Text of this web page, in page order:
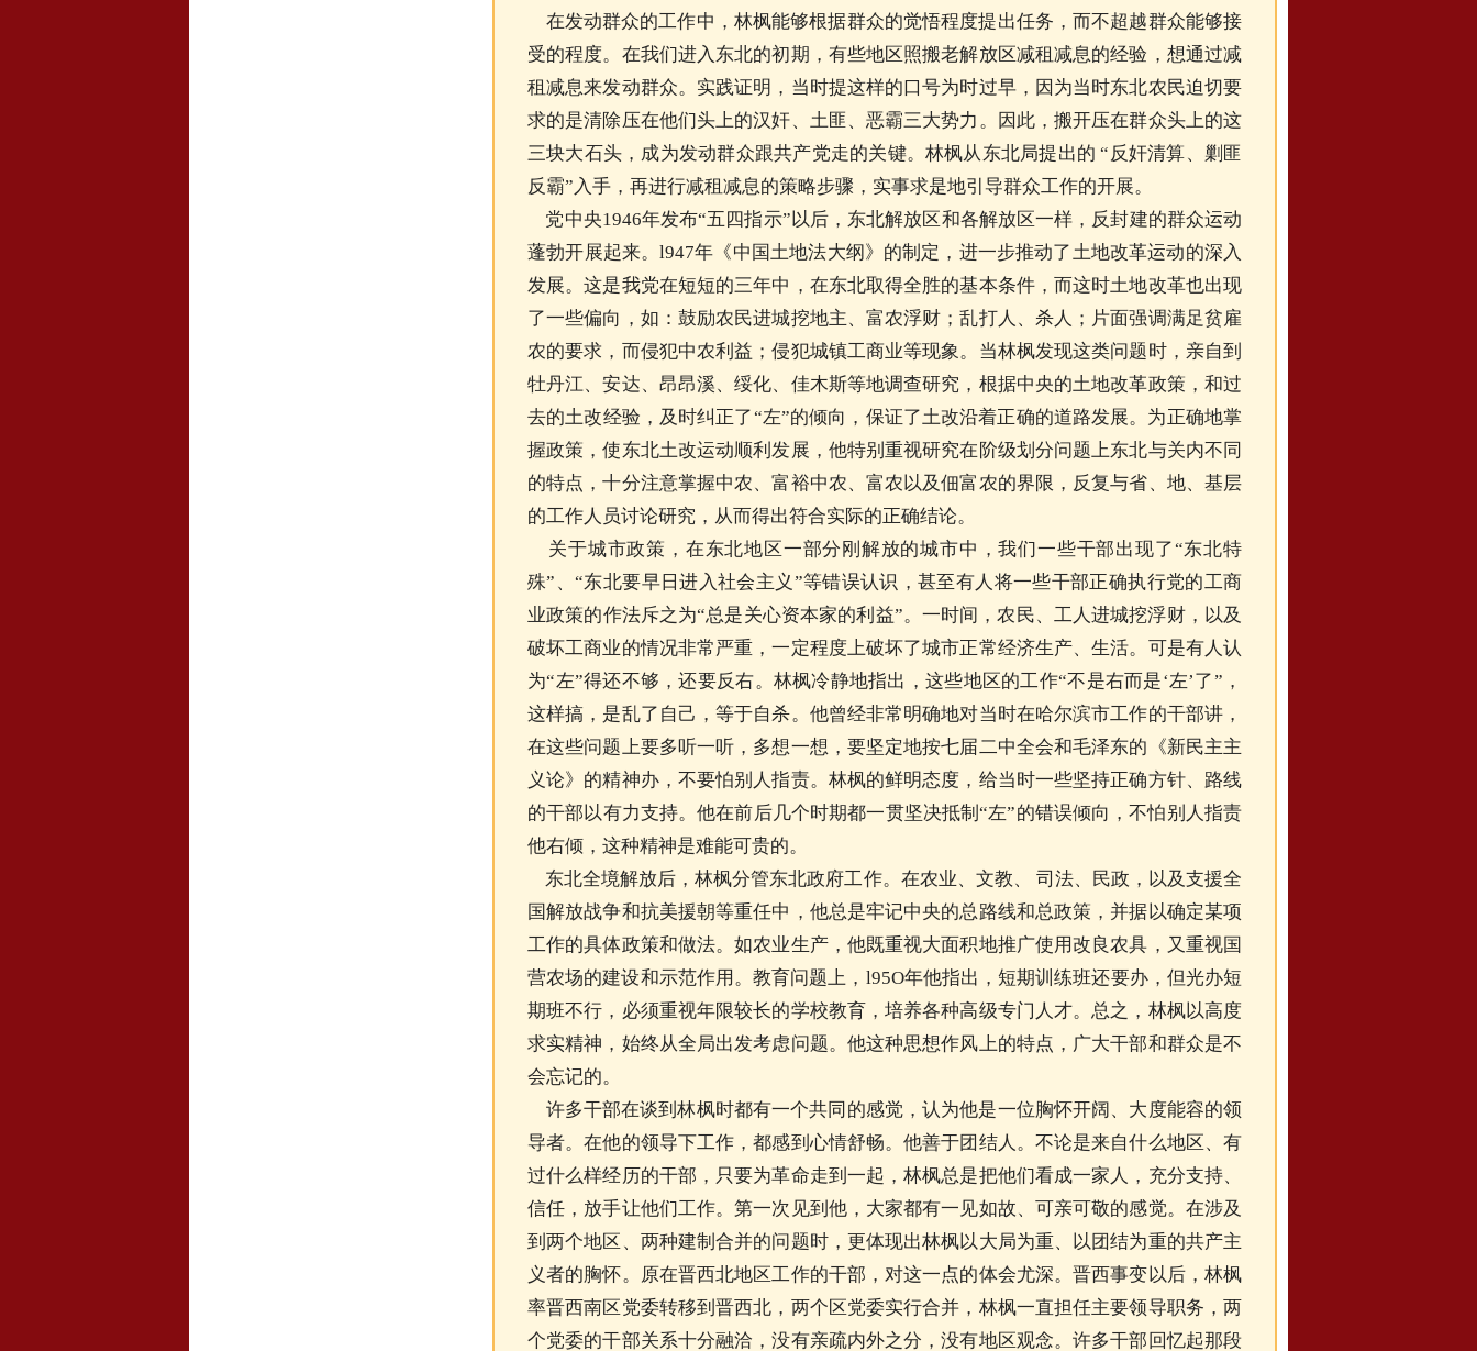
在发动群众的工作中，林枫能够根据群众的觉悟程度提出任务，而不超越群众能够接
受的程度。在我们进入东北的初期，有些地区照搬老解放区减租减息的经验，想通过减
租减息来发动群众。实践证明，当时提这样的口号为时过早，因为当时东北农民迫切要
求的是清除压在他们头上的汉奸、土匪、恶霸三大势力。因此，搬开压在群众头上的这
三块大石头，成为发动群众跟共产党走的关键。林枫从东北局提出的 “反奸清算、剿匪
反霸”入手，再进行减租减息的策略步骤，实事求是地引导群众工作的开展。
党中央1946年发布“五四指示”以后，东北解放区和各解放区一样，反封建的群众运动
蓬勃开展起来。l947年《中国土地法大纲》的制定，进一步推动了土地改革运动的深入
发展。这是我党在短短的三年中，在东北取得全胜的基本条件，而这时土地改革也出现
了一些偏向，如：鼓励农民进城挖地主、富农浮财；乱打人、杀人；片面强调满足贫雇
农的要求，而侵犯中农利益；侵犯城镇工商业等现象。当林枫发现这类问题时，亲自到
牡丹江、安达、昂昂溪、绥化、佳木斯等地调查研究，根据中央的土地改革政策，和过
去的土改经验，及时纠正了“左”的倾向，保证了土改沿着正确的道路发展。为正确地掌
握政策，使东北土改运动顺利发展，他特别重视研究在阶级划分问题上东北与关内不同
的特点，十分注意掌握中农、富裕中农、富农以及佃富农的界限，反复与省、地、基层
的工作人员讨论研究，从而得出符合实际的正确结论。
关于城市政策，在东北地区一部分刚解放的城市中，我们一些干部出现了“东北特
殊”、“东北要早日进入社会主义”等错误认识，甚至有人将一些干部正确执行党的工商
业政策的作法斥之为“总是关心资本家的利益”。一时间，农民、工人进城挖浮财，以及
破坏工商业的情况非常严重，一定程度上破坏了城市正常经济生产、生活。可是有人认
为“左”得还不够，还要反右。林枫冷静地指出，这些地区的工作“不是右而是‘左’了”，
这样搞，是乱了自己，等于自杀。他曾经非常明确地对当时在哈尔滨市工作的干部讲，
在这些问题上要多听一听，多想一想，要坚定地按七届二中全会和毛泽东的《新民主主
义论》的精神办，不要怕别人指责。林枫的鲜明态度，给当时一些坚持正确方针、路线
的干部以有力支持。他在前后几个时期都一贯坚决抵制“左”的错误倾向，不怕别人指责
他右倾，这种精神是难能可贵的。
东北全境解放后，林枫分管东北政府工作。在农业、文教、 司法、民政，以及支援全
国解放战争和抗美援朝等重任中，他总是牢记中央的总路线和总政策，并据以确定某项
工作的具体政策和做法。如农业生产，他既重视大面积地推广使用改良农具，又重视国
营农场的建设和示范作用。教育问题上，l95O年他指出，短期训练班还要办，但光办短
期班不行，必须重视年限较长的学校教育，培养各种高级专门人才。总之，林枫以高度
求实精神，始终从全局出发考虑问题。他这种思想作风上的特点，广大干部和群众是不
会忘记的。
许多干部在谈到林枫时都有一个共同的感觉，认为他是一位胸怀开阔、大度能容的领
导者。在他的领导下工作，都感到心情舒畅。他善于团结人。不论是来自什么地区、有
过什么样经历的干部，只要为革命走到一起，林枫总是把他们看成一家人，充分支持、
信任，放手让他们工作。第一次见到他，大家都有一见如故、可亲可敬的感觉。在涉及
到两个地区、两种建制合并的问题时，更体现出林枫以大局为重、以团结为重的共产主
义者的胸怀。原在晋西北地区工作的干部，对这一点的体会尤深。晋西事变以后，林枫
率晋西南区党委转移到晋西北，两个区党委实行合并，林枫一直担任主要领导职务，两
个党委的干部关系十分融洽，没有亲疏内外之分，没有地区观念。许多干部回忆起那段